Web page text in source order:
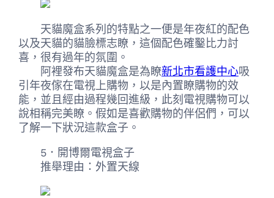
天貓魔盒系列的特點之一便是年夜紅的配色
以及天貓的貓臉標志瞭，這個配色確鑿比力討
喜，很有過年的氛圍。
阿裡發布天貓魔盒是為瞭新北市看護中心吸
引年夜傢在電視上購物，以是內置瞭購物的效
能，並且經由過程幾回進級，此刻電視購物可以
說相稱完美瞭。假如是喜歡購物的伴侶們，可以
了解一下狀況這款盒子。
5．開博爾電視盒子
推舉理由：外置天線